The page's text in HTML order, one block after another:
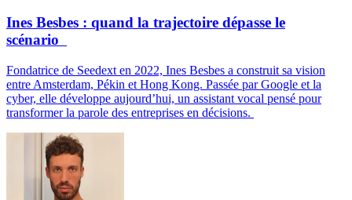
Ines Besbes : quand la trajectoire dépasse le
scénario
Fondatrice de Seedext en 2022, Ines Besbes a construit sa vision
entre Amsterdam, Pékin et Hong Kong. Passée par Google et la
cyber, elle développe aujourd’hui, un assistant vocal pensé pour
transformer la parole des entreprises en décisions.